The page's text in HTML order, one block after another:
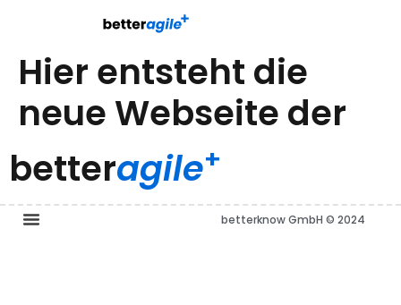
Hier entsteht die
neue Webseite der
betteragile+
betterknow GmbH © 2024